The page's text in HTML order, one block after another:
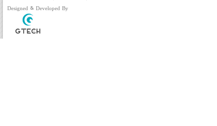
Designed & Developed By